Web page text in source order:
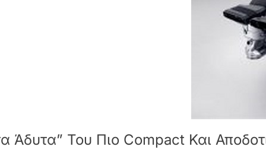
Άδυτα” Του Πιο Compact Και